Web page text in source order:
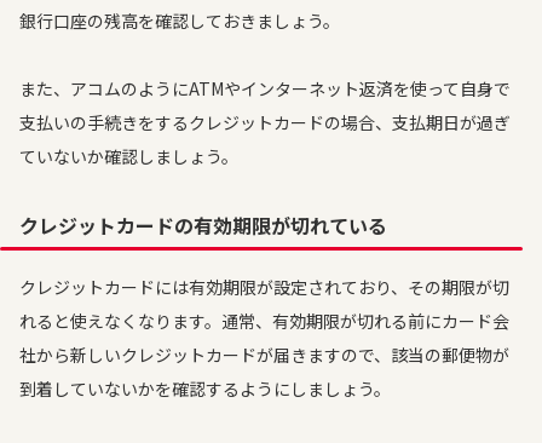
銀行口座の残高を確認しておきましょう。
また、アコムのようにATMやインターネット返済を使って自身で
支払いの手続きをするクレジットカードの場合、支払期日が過ぎ
ていないか確認しましょう。
クレジットカードの有効期限が切れている
クレジットカードには有効期限が設定されており、その期限が切
れると使えなくなります。通常、有効期限が切れる前にカード会
社から新しいクレジットカードが届きますので、該当の郵便物が
到着していないかを確認するようにしましょう。